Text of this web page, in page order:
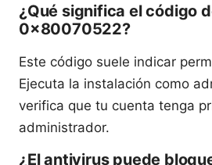
¿Qué significa el código
0x80070522?
Este código suele indicar
Ejecuta la instalación como
verifica que tu cuenta tenga
administrador.
¿El antivirus puede